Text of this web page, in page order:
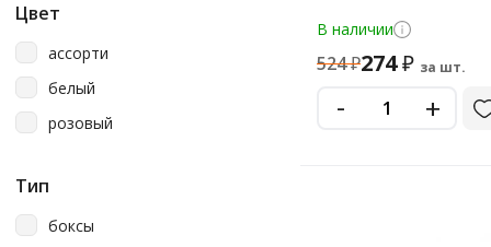
Цвет
ассорти
белый
розовый
Тип
боксы
В наличии
524₽274₽ за шт.
- +